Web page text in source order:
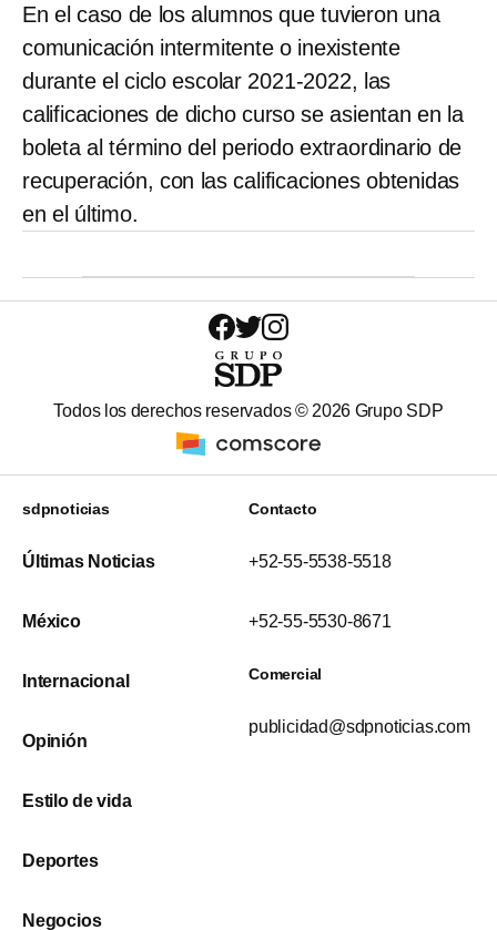
En el caso de los alumnos que tuvieron una
comunicación intermitente o inexistente
durante el ciclo escolar 2021-2022, las
calificaciones de dicho curso se asientan en la
boleta al término del periodo extraordinario de
recuperación, con las calificaciones obtenidas
en el último.
Todos los derechos reservados © 2026 Grupo SDP
sdpnoticias
Últimas Noticias
México
Internacional
Opinión
Estilo de vida
Deportes
Negocios
Contacto
+52-55-5538-5518
+52-55-5530-8671
Comercial
publicidad@sdpnoticias.com